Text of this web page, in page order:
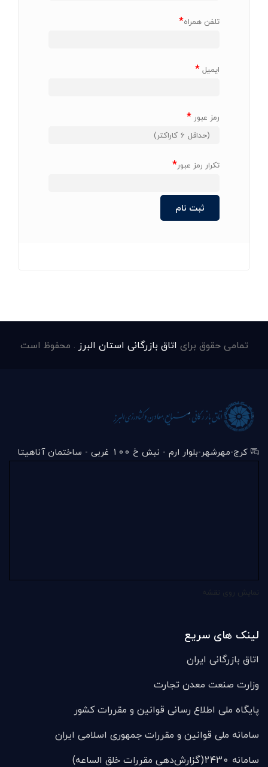
تلفن همراه*
ایمیل*
رمز عبور *
تکرار رمز عبور*
تمامی حقوق برای اتاق بازرگانی استان البرز . محفوظ است
کرج-مهرشهر-بلوار ارم - نبش خ 100 غربی - ساختمان آناهیتا
لینک های سریع
اتاق بازرگانی ایران
وزارت صنعت معدن تجارت
پایگاه ملی اطلاع رسانی قوانین و مقررات کشور
سامانه ملی قوانين و مقررات جمهوری اسلامی ایران
سامانه ۲۴۳۰(گزارش‌دهی مقررات خلق الساعه)